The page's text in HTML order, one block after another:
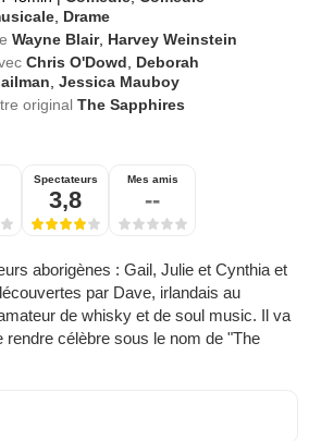
Drame
Wayne Blair, Harvey Weinstein
Chris O'Dowd
Deborah
,Jessica Mauboy
originalThe Sapphires
Spectateurs
3,8
Mes amis
--
aborigènes : Gail, Julie et Cynthia et
par Dave, irlandais au
de whisky et de soul music. Il va
rendre célèbre sous le nom de "The